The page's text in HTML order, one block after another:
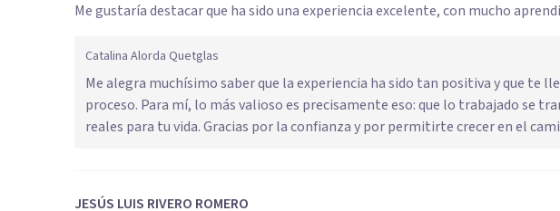
Me gustaría destacar que ha sido una experiencia excelente, con mucho
Catalina Alorda Quetglas
Me alegra muchísimo saber que la experiencia ha sido tan positiva y que te
proceso. Para mí, lo más valioso es precisamente eso: que lo trabajado se
reales para tu vida. Gracias por la confianza y por permitirte crecer en el
JESÚS LUIS RIVERO ROMERO